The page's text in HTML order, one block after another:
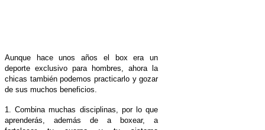
Aunque hace unos años el box era un
deporte exclusivo para hombres, ahora la
chicas también podemos practicarlo y gozar
de sus muchos beneficios.
1. Combina muchas disciplinas, por lo que
aprenderás, además de a boxear, a